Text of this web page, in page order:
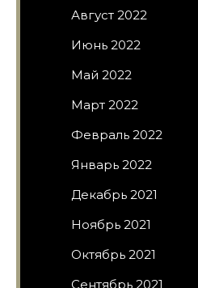
Август 2022
Июнь 2022
Май 2022
Март 2022
Февраль 2022
Январь 2022
Декабрь 2021
Ноябрь 2021
Октябрь 2021
Сентябрь 2021